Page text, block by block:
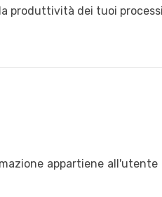
produttività dei tuoi
appartiene